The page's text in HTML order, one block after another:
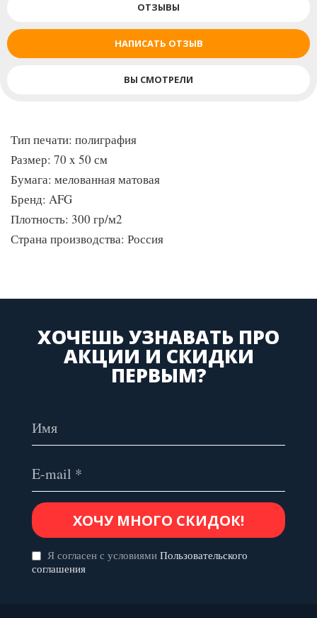
ОТЗЫВЫ
НАПИСАТЬ ОТЗЫВ
ВЫ СМОТРЕЛИ
Тип печати: полиграфия
Размер: 70 x 50 см
Бумага: мелованная матовая
Бренд: AFG
Плотность: 300 гр/м2
Страна производства: Россия
ХОЧЕШЬ УЗНАВАТЬ ПРО
АКЦИИ И СКИДКИ
ПЕРВЫМ?
Я согласен с условиями Пользовательского
соглашения